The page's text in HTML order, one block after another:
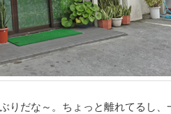
りだな～。ちょっと離れてるし、